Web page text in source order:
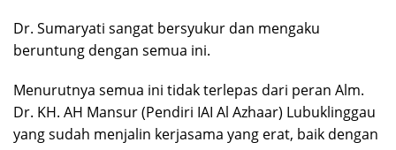
Dr. Sumaryati sangat bersyukur dan mengaku
beruntung dengan semua ini.
Menurutnya semua ini tidak terlepas dari peran Alm.
Dr. KH. AH Mansur (Pendiri IAI Al Azhaar) Lubuklinggau
yang sudah menjalin kerjasama yang erat, baik dengan